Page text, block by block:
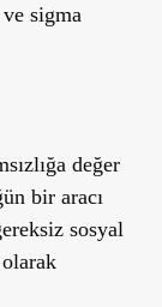
sigma
değer
bir aracı
sosyal